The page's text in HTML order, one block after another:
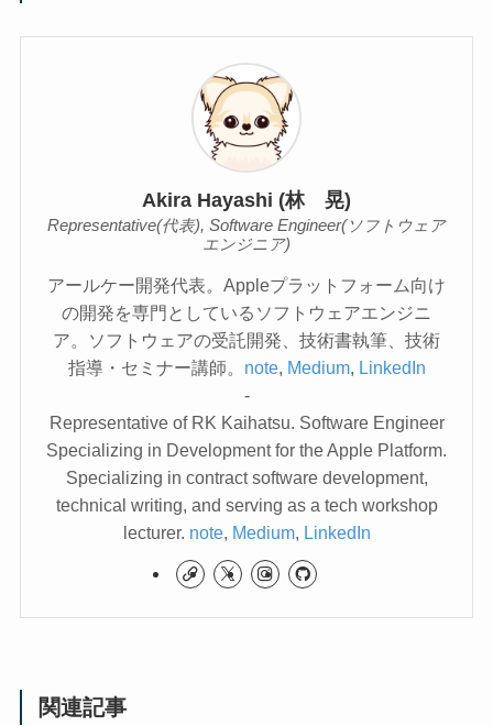
Akira Hayashi (林 晃)
Representative(代表), Software Engineer(ソフトウェア
エンジニア)
アールケー開発代表。Appleプラットフォーム向け
の開発を専門としているソフトウェアエンジニ
ア。ソフトウェアの受託開発、技術書執筆、技術
指導・セミナー講師。 note, Medium, LinkedIn
-
Representative of RK Kaihatsu. Software Engineer
Specializing in Development for the Apple Platform.
Specializing in contract software development,
technical writing, and serving as a tech workshop
lecturer. note, Medium, LinkedIn
関連記事